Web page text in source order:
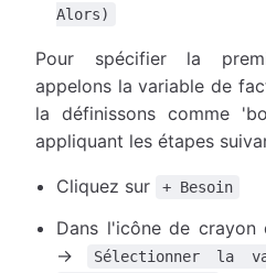
Alors)
Pour spécifier la
appelons la variable de
la définissons comme
appliquant les étapes
Cliquez sur + Besoin
Dans l'icône de crayon
→ Sélectionner la